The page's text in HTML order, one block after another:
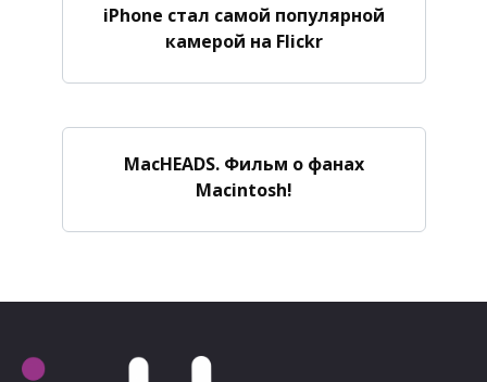
iPhone стал самой популярной
камерой на Flickr
MacHEADS. Фильм о фанах
Macintosh!